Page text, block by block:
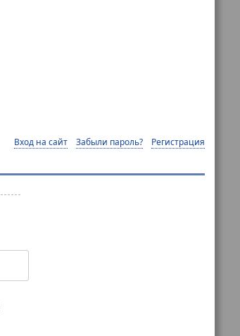
Вход на сайт Забыли пароль? Регистрация